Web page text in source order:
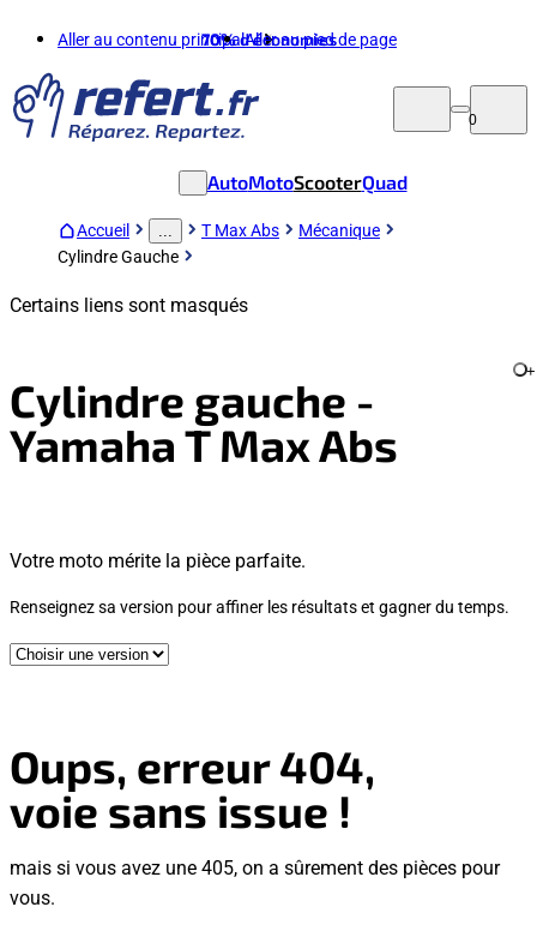
Aller au contenu principalAller au pied de page
70%d'économies
0
AutoMotoScooterQuad
Accueil T Max Abs
Mécanique
Cylindre Gauche
Certains liens sont masqués
Cylindre gauche -
Yamaha T Max Abs
+
Votre moto mérite la pièce parfaite.
Renseignez sa version pour affiner les résultats et gagner du temps.
Oups, erreur 404,
voie sans issue !
mais si vous avez une 405, on a sûrement des pièces pour
vous.